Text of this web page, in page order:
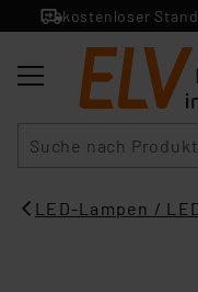
kostenloser
LED-Lampen /